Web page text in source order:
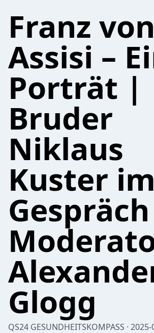
Franz von
Assisi –
Porträt |
Bruder
Niklaus
Kuster im
Glogg
QS24 GESUNDHEITSKOMPASS ·